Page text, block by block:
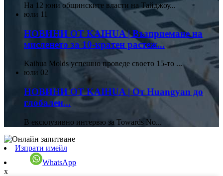
На 12 юни общинските власти на Тайджоу...
юли 11
НОВИНИ ОТ KAIHUA | Възприемане на
мисленето за 10-кратен растеж...
Kaihua Molds успешно проведе своето 15-то ...
юли 02
НОВИНИ ОТ KAIHUA | От Huangyan до
глобален...
В ексклузивно интервю за Towards No...
Изпрати имейл
WhatsApp
x